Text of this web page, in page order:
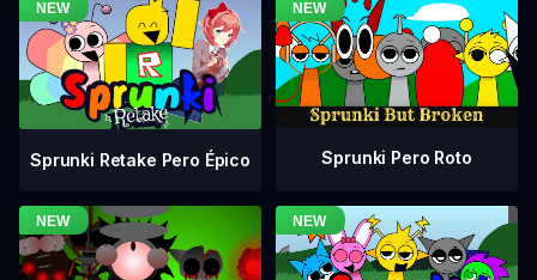
Sprunki Retake Pero Épico Sprunki Pero Roto